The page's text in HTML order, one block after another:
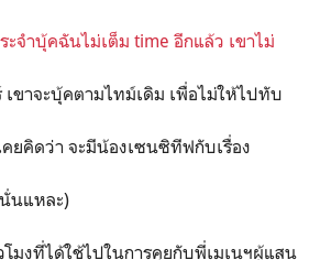
จำบุ้คฉันไม่เต็ม time อีกแล้ว เขาไม่
ขาจะบุ้คตามไทม์เดิม เพื่อไม่ให้ไปทับ
ยคิดว่า จะมีน้องเซนซิทีฟกับเรื่อง
นแหละ)
โมงที่ได้ใช้ไปในการคุยกับพี่เมเนฯผู้แสน